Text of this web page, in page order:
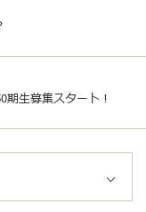
生募集スタート！